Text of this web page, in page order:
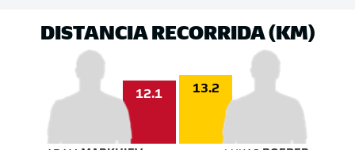
DISTANCIA RECORRIDA (KM)
12.1 13.2